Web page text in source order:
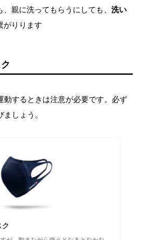
親に洗ってもらうにしても、 洗い
がりります
動するときは注意が必要です。必ず
しょう。